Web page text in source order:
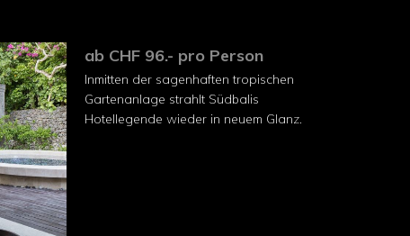
ab CHF 96.- pro Person
Inmitten der sagenhaften tropischen
Gartenanlage strahlt Südbalis
Hotellegende wieder in neuem Glanz.